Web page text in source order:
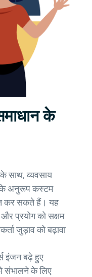
के
साथ, व्यवसाय
के अनुरूप कस्टम
कर सकते हैं। यह
और प्रयोग को सक्षम
जुड़ाव को बढ़ावा
इंजन बढ़े हुए
संभालने के लिए